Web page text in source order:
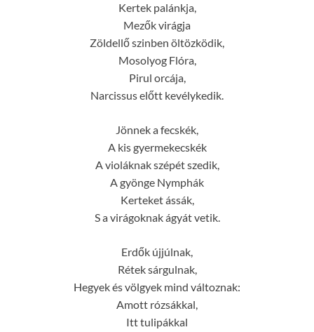
Kertek palánkja,
Mezők virágja
Zöldellő szinben öltözködik,
Mosolyog Flóra,
Pirul orcája,
Narcissus előtt kevélykedik.
Jönnek a fecskék,
A kis gyermekecskék
A violáknak szépét szedik,
A gyönge Nymphák
Kerteket ássák,
S a virágoknak ágyát vetik.
Erdők újjúlnak,
Rétek sárgulnak,
Hegyek és völgyek mind változnak:
Amott rózsákkal,
Itt tulipákkal